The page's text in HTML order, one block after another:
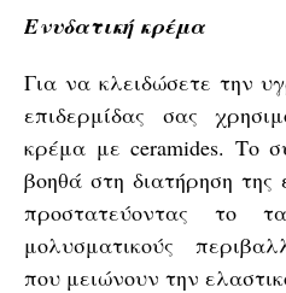
Ενυδατική κρέμα
Για να κλειδώσετε την
επιδερμίδας σας
κρέμα με ceramides. Το
βοηθά στη διατήρηση
προστατεύοντας το
μολυσματικούς
που μειώνουν την